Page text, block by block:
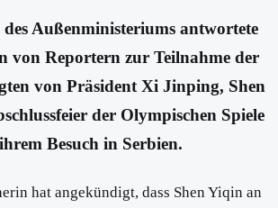
Außenministeriums antwortete
von Reportern zur Teilnahme der
von Präsident Xi Jinping, Shen
der Olympischen Spiele
Besuch in Serbien.
hat angekündigt, dass Shen Yiqin an